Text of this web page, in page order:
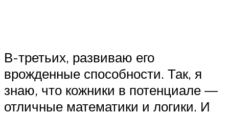
В-третьих, развиваю его
врожденные способности. Так, я
знаю, что кожники в потенциале ―
отличные математики и логики. И